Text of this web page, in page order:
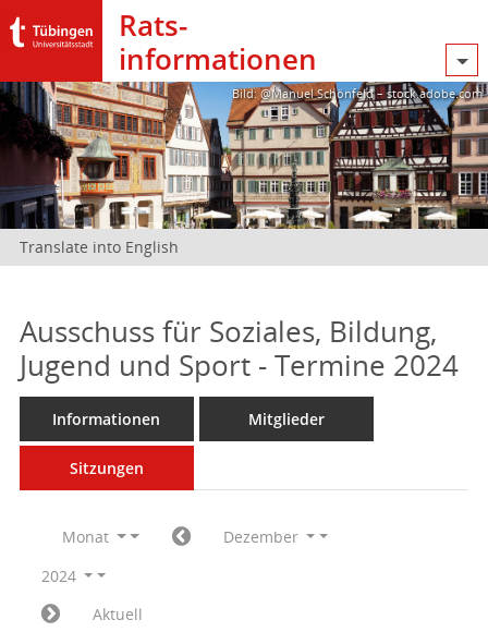
Rats­
informationen
Bild: @Manuel Schönfeld – stock.adobe.com
Translate into English
Ausschuss für Soziales, Bildung,
Jugend und Sport - Termine 2024
Informationen Mitglieder
Sitzungen
Monat
Dezember
2024
Aktuell